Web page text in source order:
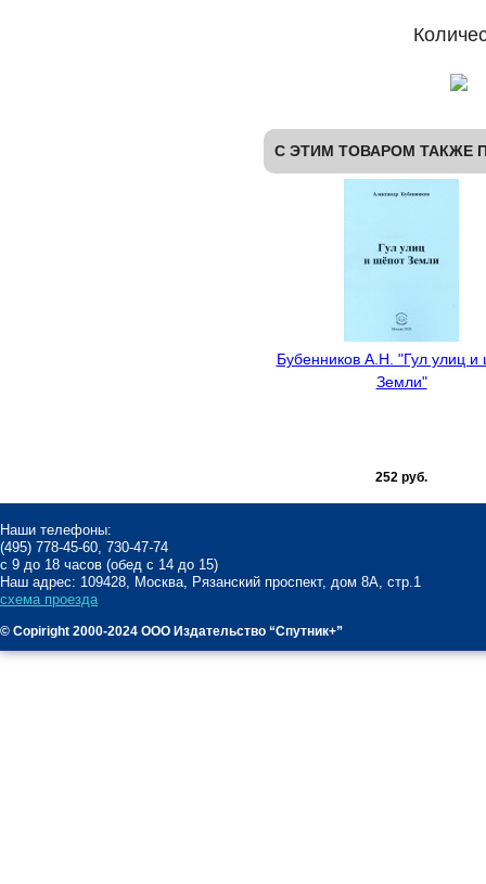
С ЭТИМ ТОВАРОМ ТАКЖЕ
Бубенников А.Н. "Гул улиц и
Земли"
252 руб.
Наши телефоны:
(495) 778-45-60, 730-47-74
с 9 до 18 часов (обед с 14 до 15)
Наш адрес: 109428, Москва, Рязанский проспект, дом 8А, стр.1
схема проезда
© Copiright 2000-2024 ООО Издательство “Спутник+”